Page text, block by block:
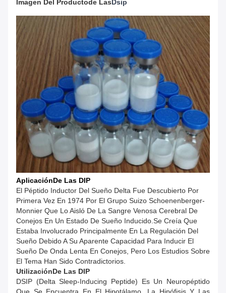
Imagen Del ProductoDe Las Dsip
AplicaciónDe Las DIP
El Péptido Inductor Del Sueño Delta Fue Descubierto Por
Primera Vez En 1974 Por El Grupo Suizo Schoenenberger-
Monnier Que Lo Aisló De La Sangre Venosa Cerebral De
Conejos En Un Estado De Sueño Inducido.Se Creía Que
Estaba Involucrado Principalmente En La Regulación Del
Sueño Debido A Su Aparente Capacidad Para Inducir El
Sueño De Onda Lenta En Conejos, Pero Los Estudios Sobre
El Tema Han Sido Contradictorios.
UtilizaciónDe Las DIP
DSIP (Delta Sleep-Inducing Peptide) Es Un Neuropéptido
Que Se Encuentra En El Hipotálamo, La Hipófisis Y Las